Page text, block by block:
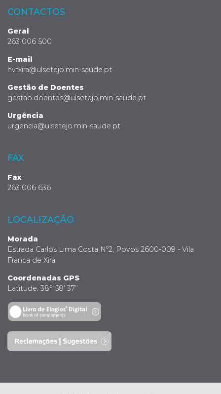
CONTACTOS
Geral
263 006 500
E-mail
hvfxira@ulsetejo.min-saude.pt
Gestão de Doentes
gestao.doentes@ulsetejo.min-saude.pt
Urgência
urgencia@ulsetejo.min-saude.pt
FAX
Fax
263 006 636
LOCALIZAÇÃO
Morada
Estrada Carlos Lima Costa Nº2, Povos 2600-009 - Vila
Franca de Xira
Coordenadas GPS
Latitude: 38° 58’ 37’’